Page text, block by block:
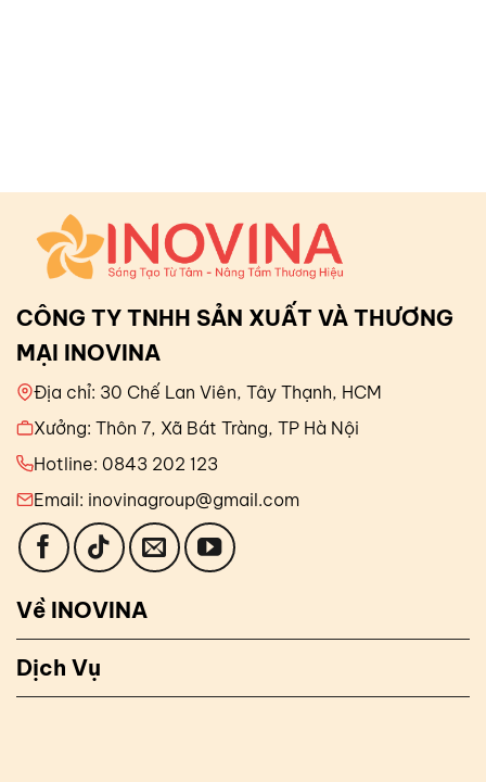
CÔNG TY TNHH SẢN XUẤT VÀ THƯƠNG
MẠI INOVINA
Địa chỉ: 30 Chế Lan Viên, Tây Thạnh, HCM
Xưởng: Thôn 7, Xã Bát Tràng, TP Hà Nội
Hotline: 0843 202 123
Email: inovinagroup@gmail.com
Về INOVINA
Dịch Vụ